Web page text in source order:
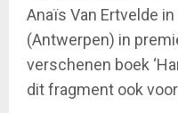
Anaïs Van Ertvelde
(Antwerpen) in
verschenen boek
dit fragment ook